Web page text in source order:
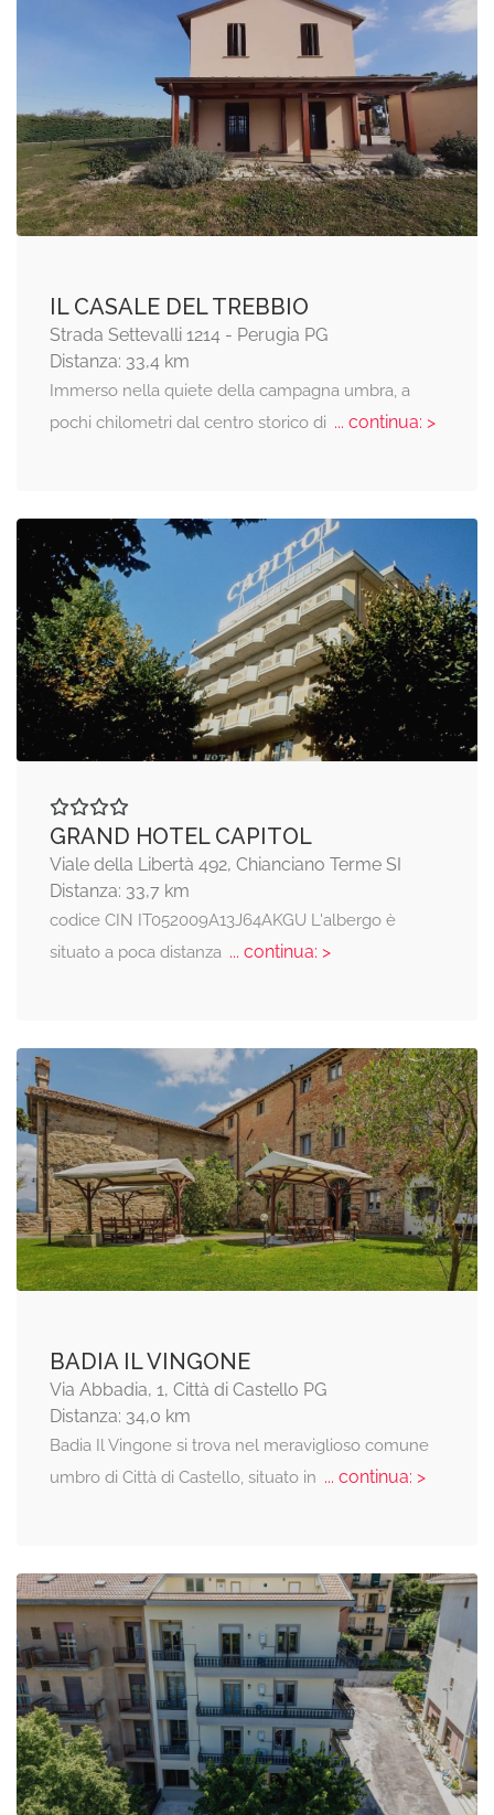
IL CASALE DEL TREBBIO
Strada Settevalli 1214 - Perugia PG
Distanza: 33,4 km
Immerso nella quiete della campagna umbra, a
pochi chilometri dal centro storico di ... continua: >
GRAND HOTEL CAPITOL
Viale della Libertà 492, Chianciano Terme SI
Distanza: 33,7 km
codice CIN IT052009A13J64AKGU L'albergo è
situato a poca distanza... continua: >
BADIA IL VINGONE
Via Abbadia, 1, Città di Castello PG
Distanza: 34,0 km
Badia Il Vingone si trova nel meraviglioso comune
umbro di Città di Castello, situato in ... continua: >